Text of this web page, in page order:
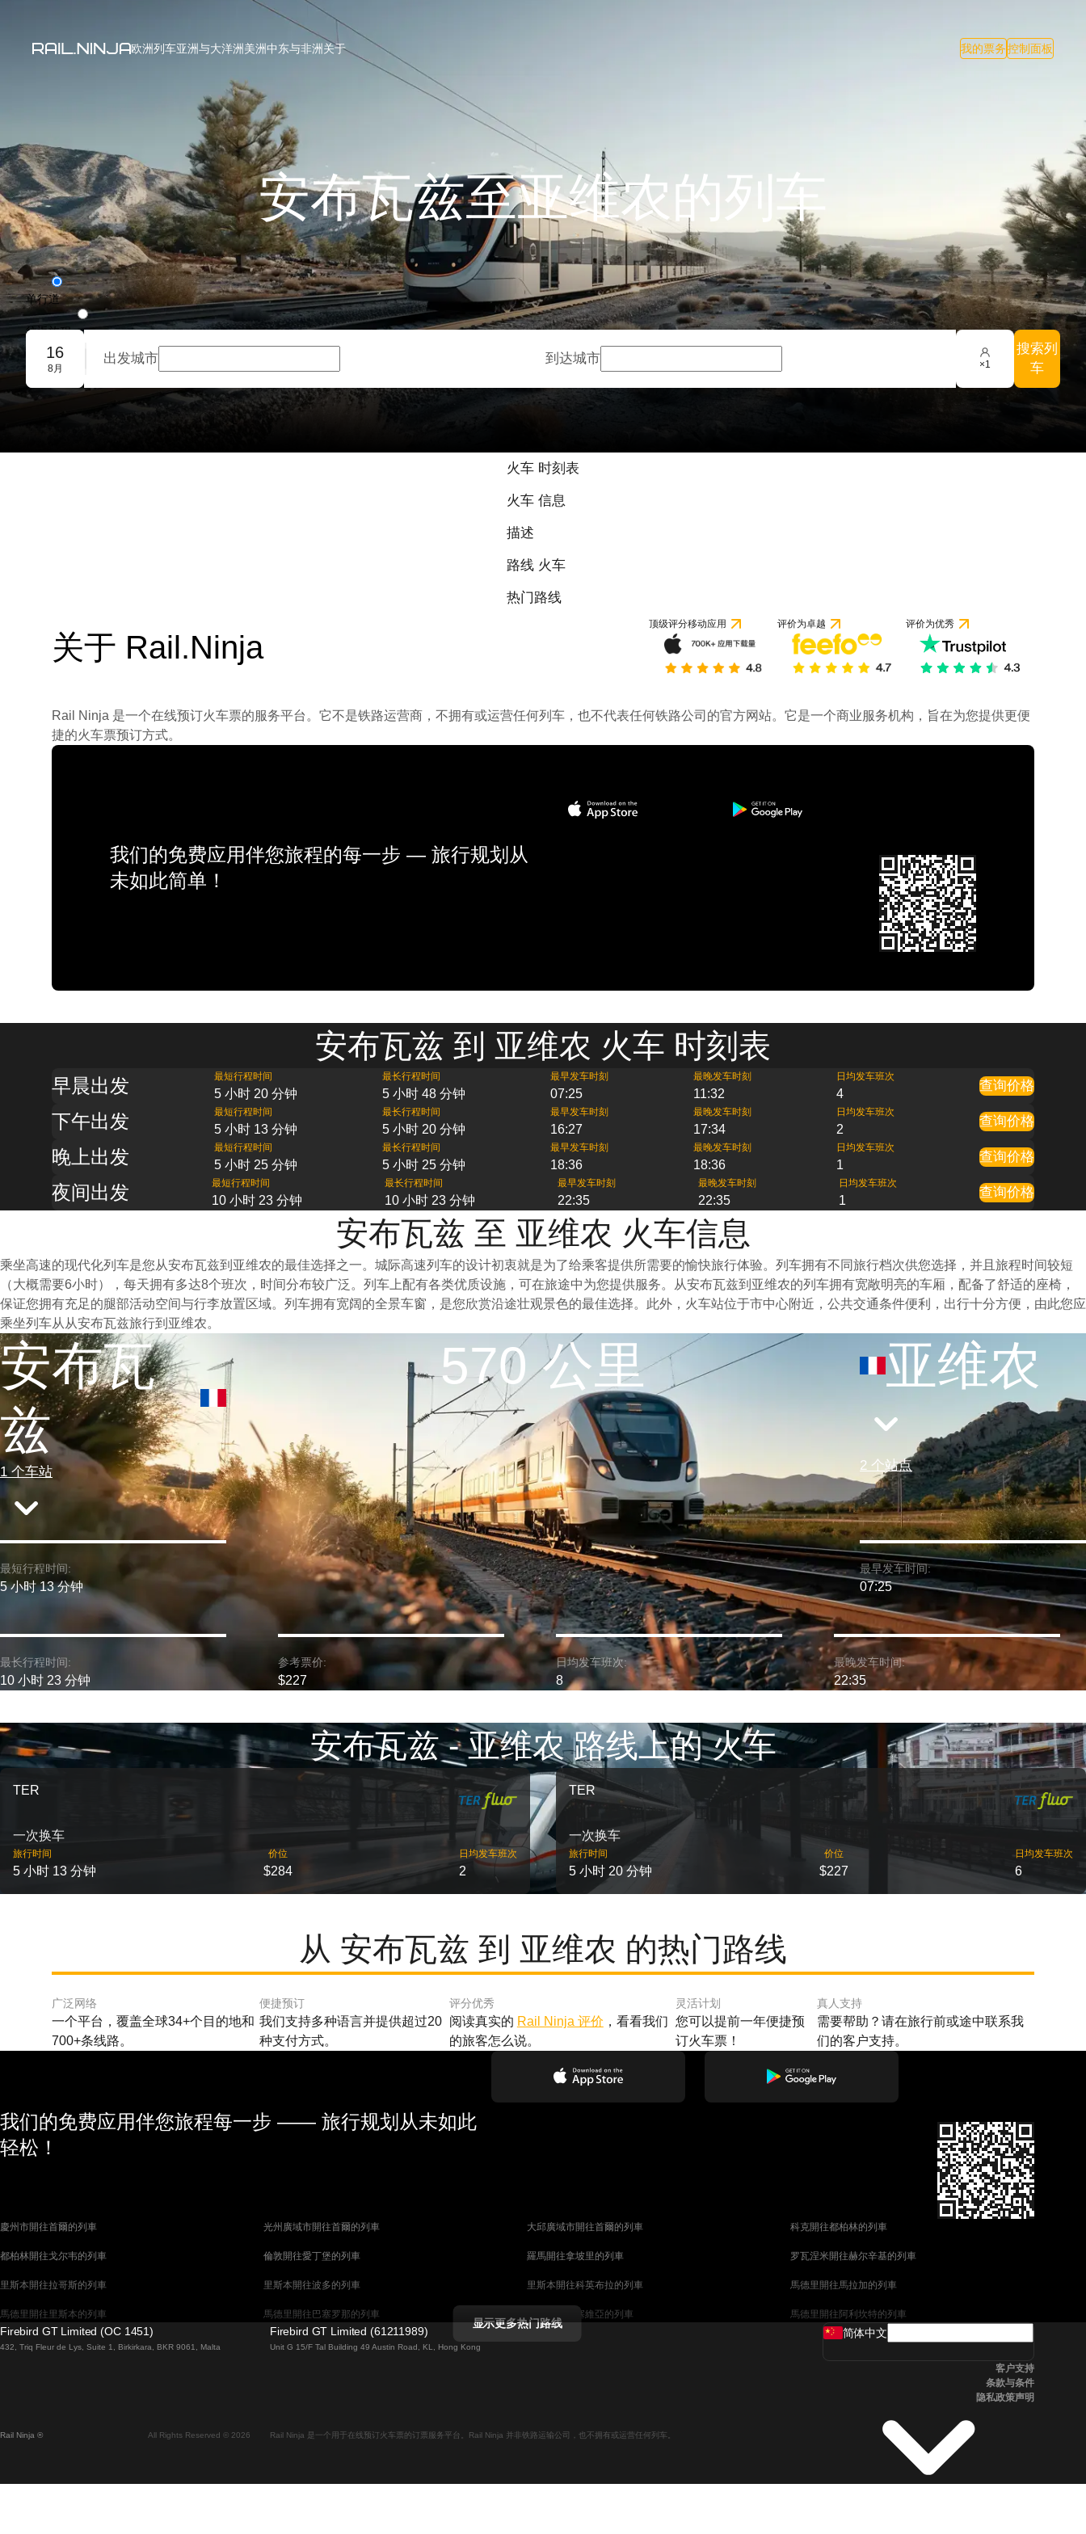
欧洲列车亚洲与大洋洲美洲中东与非洲关于 我的票务控制面板
安布瓦兹至亚维农的列车
单行道
往返旅程
团体预订
16
8月
出发城市 到达城市 ×1
搜索列
车
火车 时刻表
火车 信息
描述
路线 火车
热门路线
关于 Rail.Ninja
顶级评分移动应用 评价为卓越 评价为优秀
Rail Ninja 是一个在线预订火车票的服务平台。它不是铁路运营商，不拥有或运营任何列车，也不代表任何铁路公司的官方网站。它是一个商业服务机构，旨在为您提供更便
捷的火车票预订方式。
我们的免费应用伴您旅程的每一步 — 旅行规划从
未如此简单！
安布瓦兹 到 亚维农 火车 时刻表
早晨出发 最短行程时间
5 小时 20 分钟
最长行程时间
5 小时 48 分钟
最早发车时刻
07:25
最晚发车时刻
11:32
日均发车班次
4
查询价格
下午出发 最短行程时间
5 小时 13 分钟
最长行程时间
5 小时 20 分钟
最早发车时刻
16:27
最晚发车时刻
17:34
日均发车班次
2
查询价格
晚上出发 最短行程时间
5 小时 25 分钟
最长行程时间
5 小时 25 分钟
最早发车时刻
18:36
最晚发车时刻
18:36
日均发车班次
1
查询价格
夜间出发 最短行程时间
10 小时 23 分钟
最长行程时间
10 小时 23 分钟
最早发车时刻
22:35
最晚发车时刻
22:35
日均发车班次
1
查询价格
安布瓦兹 至 亚维农 火车信息
乘坐高速的现代化列车是您从安布瓦兹到亚维农的最佳选择之一。城际高速列车的设计初衷就是为了给乘客提供所需要的愉快旅行体验。列车拥有不同旅行档次供您选择，并且旅程时间较短
（大概需要6小时），每天拥有多达8个班次，时间分布较广泛。列车上配有各类优质设施，可在旅途中为您提供服务。从安布瓦兹到亚维农的列车拥有宽敞明亮的车厢，配备了舒适的座椅，
保证您拥有充足的腿部活动空间与行李放置区域。列车拥有宽阔的全景车窗，是您欣赏沿途壮观景色的最佳选择。此外，火车站位于市中心附近，公共交通条件便利，出行十分方便，由此您应
乘坐列车从从安布瓦兹旅行到亚维农。
安布瓦
兹
1 个车站
570 公里 亚维农
2 个站点
最短行程时间:
5 小时 13 分钟
最早发车时间:
07:25
最长行程时间:
10 小时 23 分钟
参考票价:
$227
日均发车班次:
8
最晚发车时间:
22:35
安布瓦兹 - 亚维农 路线上的 火车
TER
一次换车
旅行时间
5 小时 13 分钟
价位
$284
日均发车班次
2
TER
一次换车
旅行时间
5 小时 20 分钟
价位
$227
日均发车班次
6
从 安布瓦兹 到 亚维农 的热门路线
广泛网络
一个平台，覆盖全球34+个目的地和
700+条线路。
便捷预订
我们支持多种语言并提供超过20
种支付方式。
评分优秀
阅读真实的 Rail Ninja 评价 ，看看我们
的旅客怎么说。
灵活计划
您可以提前一年便捷预
订火车票！
真人支持
需要帮助？请在旅行前或途中联系我
们的客户支持。
我们的免费应用伴您旅程每一步 —— 旅行规划从未如此
轻松！
慶州市開往首爾的列車 光州廣域市開往首爾的列車 大邱廣域市開往首爾的列車 科克開往都柏林的列車
都柏林開往戈尔韦的列車 倫敦開往愛丁堡的列車 羅馬開往拿坡里的列車 罗瓦涅米開往赫尔辛基的列車
里斯本開往拉哥斯的列車 里斯本開往波多的列車 里斯本開往科英布拉的列車 馬德里開往馬拉加的列車
馬德里開往里斯本的列車 馬德里開往巴塞罗那的列車 馬德里開往塞維亞的列車 馬德里開往阿利坎特的列車
馬拉加開往馬德里的列車 巴塞罗那開往馬德里的列車 巴塞罗那開往馬拉加的列車
维也纳開往布拉格的列車 首爾開往蔚山廣域市的列車 首爾開往大邱廣域市的列車
哥德堡開往斯德哥爾摩的列車
显示更多热门路线
Firebird GT Limited (OC 1451)
432, Triq Fleur de Lys, Suite 1, Birkirkara, BKR 9061, Malta
Firebird GT Limited (61211989)
Unit G 15/F Tal Building 49 Austin Road, KL, Hong Kong
Rail Ninja ® All Rights Reserved © 2026 Rail Ninja 是一个用于在线预订火车票的订票服务平台。Rail Ninja 并非铁路运输公司，也不拥有或运营任何列车。
简体中文
客户支持
条款与条件
隐私政策声明